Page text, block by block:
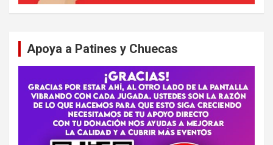
Apoya a Patines y Chuecas